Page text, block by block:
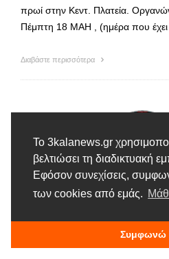
Το 3kalanews.gr
βελτιώσει τη διαδικτυακή
Εφόσον συνεχίσεις,
των cookies από εμάς.
Συμφωνώ
πρωί στην Κεντ. Πλατεία.
Πέμπτη 18 ΜΑΗ , (ημέρα που έχει
Διαβάστε περισσότερα